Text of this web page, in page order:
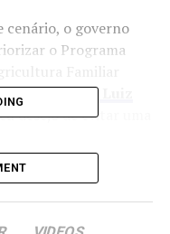
cenário, o governo
o Programa
opresidente Luiz
desejo de evitar uma
Safra
o ministro da